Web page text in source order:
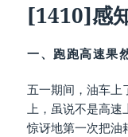
[1410]感
一、跑跑高速果
五一期间，油车上
上，虽说不是高速
惊讶地第一次把